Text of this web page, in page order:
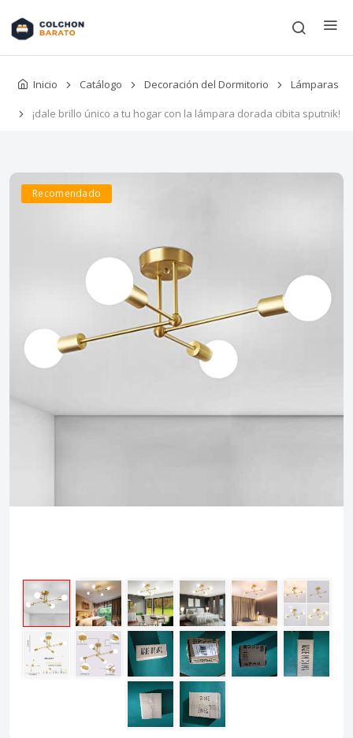
Inicio Catálogo Decoración del Dormitorio Lámparas
¡dale brillo único a tu hogar con la lámpara dorada cibita sputnik!
Recomendado